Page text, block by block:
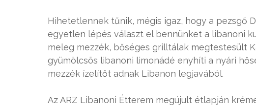
Hihetetlennek tűnik, mégis igaz, hogy a pezsgő
egyetlen lépés választ el bennünket a libanoni
meleg mezzék, bőséges grilltálak megtestesült
gyümölcsös libanoni limonádé enyhíti a nyári
mezzék ízelítőt adnak Libanon legjavából.
Az ARZ Libanoni Étterem megújult étlapján